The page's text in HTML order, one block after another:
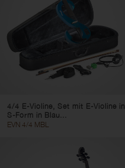
4/4 E-Violine, Set mit E-Violine in
S-Form in Blau...
EVN 4/4 MBL